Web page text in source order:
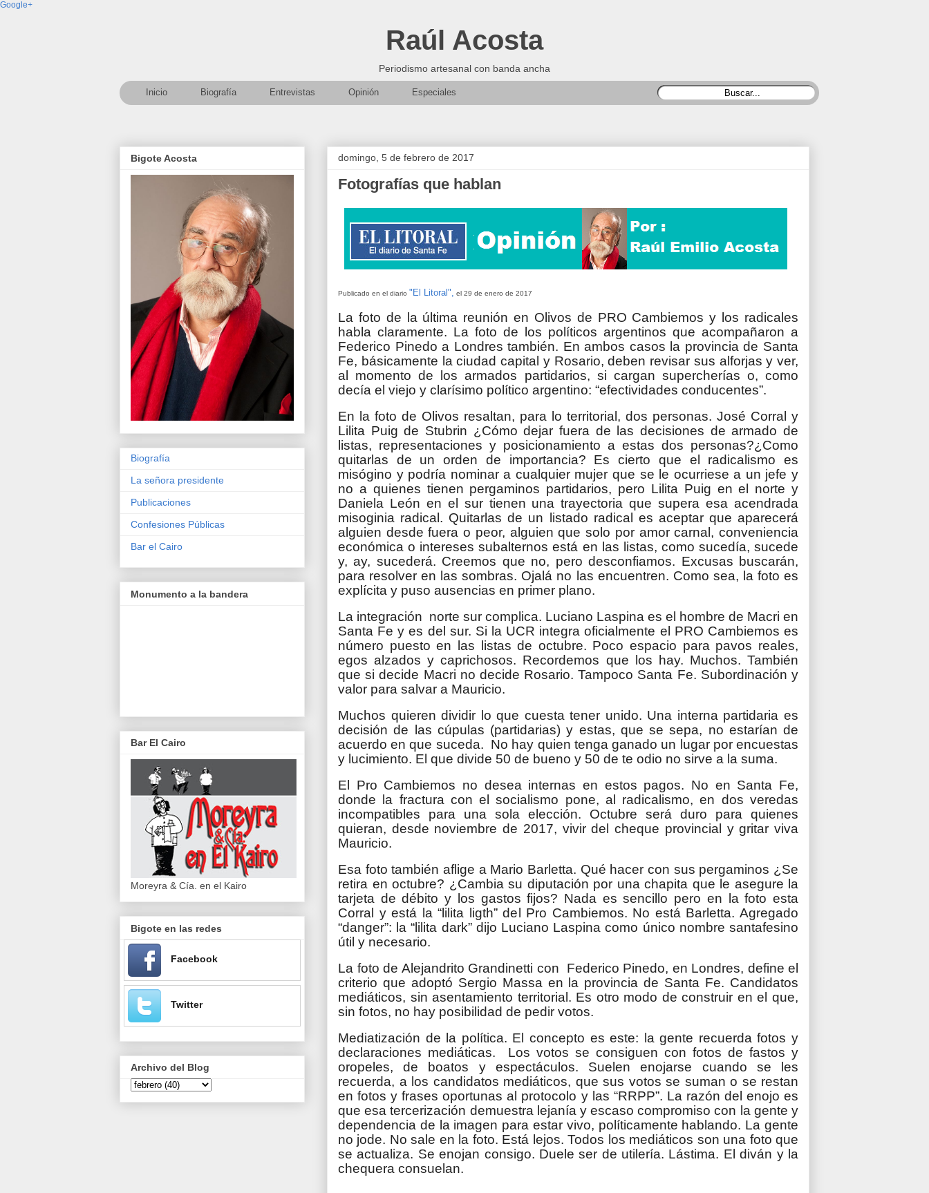
Google+
Raúl Acosta
Periodismo artesanal con banda ancha
Inicio Biografía Entrevistas Opinión Especiales
domingo, 5 de febrero de 2017
Fotografías que hablan
Publicado en el diario "El Litoral", el 29 de enero de 2017
La foto de la última reunión en Olivos de PRO Cambiemos y los radicales
habla claramente. La foto de los políticos argentinos que acompañaron a
Federico Pinedo a Londres también. En ambos casos la provincia de Santa
Fe, básicamente la ciudad capital y Rosario, deben revisar sus alforjas y ver,
al momento de los armados partidarios, si cargan supercherías o, como
decía el viejo y clarísimo político argentino: “efectividades conducentes”.
En la foto de Olivos resaltan, para lo territorial, dos personas. José Corral y
Lilita Puig de Stubrin ¿Cómo dejar fuera de las decisiones de armado de
listas, representaciones y posicionamiento a estas dos personas?¿Como
quitarlas de un orden de importancia? Es cierto que el radicalismo es
misógino y podría nominar a cualquier mujer que se le ocurriese a un jefe y
no a quienes tienen pergaminos partidarios, pero Lilita Puig en el norte y
Daniela León en el sur tienen una trayectoria que supera esa acendrada
misoginia radical. Quitarlas de un listado radical es aceptar que aparecerá
alguien desde fuera o peor, alguien que solo por amor carnal, conveniencia
económica o intereses subalternos está en las listas, como sucedía, sucede
y, ay, sucederá. Creemos que no, pero desconfiamos. Excusas buscarán,
para resolver en las sombras. Ojalá no las encuentren. Como sea, la foto es
explícita y puso ausencias en primer plano.
La integración norte sur complica. Luciano Laspina es el hombre de Macri en
Santa Fe y es del sur. Si la UCR integra oficialmente el PRO Cambiemos es
número puesto en las listas de octubre. Poco espacio para pavos reales,
egos alzados y caprichosos. Recordemos que los hay. Muchos. También
que si decide Macri no decide Rosario. Tampoco Santa Fe. Subordinación y
valor para salvar a Mauricio.
Muchos quieren dividir lo que cuesta tener unido. Una interna partidaria es
decisión de las cúpulas (partidarias) y estas, que se sepa, no estarían de
acuerdo en que suceda. No hay quien tenga ganado un lugar por encuestas
y lucimiento. El que divide 50 de bueno y 50 de te odio no sirve a la suma.
El Pro Cambiemos no desea internas en estos pagos. No en Santa Fe,
donde la fractura con el socialismo pone, al radicalismo, en dos veredas
incompatibles para una sola elección. Octubre será duro para quienes
quieran, desde noviembre de 2017, vivir del cheque provincial y gritar viva
Mauricio.
Esa foto también aflige a Mario Barletta. Qué hacer con sus pergaminos ¿Se
retira en octubre? ¿Cambia su diputación por una chapita que le asegure la
tarjeta de débito y los gastos fijos? Nada es sencillo pero en la foto esta
Corral y está la “lilita ligth” del Pro Cambiemos. No está Barletta. Agregado
“danger”: la “lilita dark” dijo Luciano Laspina como único nombre santafesino
útil y necesario.
La foto de Alejandrito Grandinetti con Federico Pinedo, en Londres, define el
criterio que adoptó Sergio Massa en la provincia de Santa Fe. Candidatos
mediáticos, sin asentamiento territorial. Es otro modo de construir en el que,
sin fotos, no hay posibilidad de pedir votos.
Mediatización de la política. El concepto es este: la gente recuerda fotos y
declaraciones mediáticas. Los votos se consiguen con fotos de fastos y
oropeles, de boatos y espectáculos. Suelen enojarse cuando se les
recuerda, a los candidatos mediáticos, que sus votos se suman o se restan
en fotos y frases oportunas al protocolo y las “RRPP”. La razón del enojo es
que esa tercerización demuestra lejanía y escaso compromiso con la gente y
dependencia de la imagen para estar vivo, políticamente hablando. La gente
no jode. No sale en la foto. Está lejos. Todos los mediáticos son una foto que
se actualiza. Se enojan consigo. Duele ser de utilería. Lástima. El diván y la
chequera consuelan.
Bigote Acosta
Biografía
La señora presidente
Publicaciones
Confesiones Públicas
Bar el Cairo
Monumento a la bandera
Bar El Cairo
Moreyra & Cía. en el Kairo
Bigote en las redes
Facebook
Twitter
Archivo del Blog